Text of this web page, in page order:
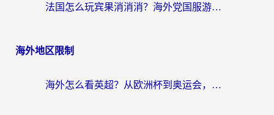
法国怎么玩宾果消消消？海外党国服游戏加速器终极指南（附漫威召唤与合成解决办法）
海外地区限制
海外怎么看英超？从欧洲杯到奥运会，一份让你不卡壳的中文解说观看指南